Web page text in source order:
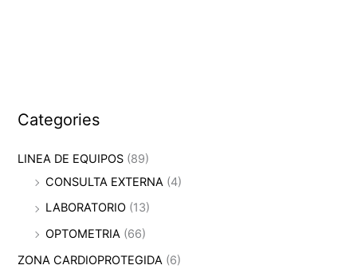
Categories
LINEA DE EQUIPOS (89)
CONSULTA EXTERNA (4)
LABORATORIO (13)
OPTOMETRIA (66)
ZONA CARDIOPROTEGIDA (6)